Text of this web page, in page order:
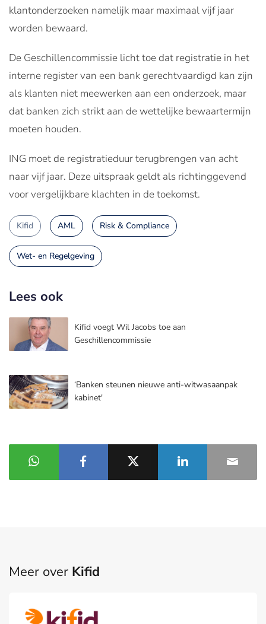
klantonderzoeken namelijk maar maximaal vijf jaar
worden bewaard.
De Geschillencommissie licht toe dat registratie in het
interne register van een bank gerechtvaardigd kan zijn
als klanten niet meewerken aan een onderzoek, maar
dat banken zich strikt aan de wettelijke bewaartermijn
moeten houden.
ING moet de registratieduur terugbrengen van acht
naar vijf jaar. Deze uitspraak geldt als richtinggevend
voor vergelijkbare klachten in de toekomst.
Kifid AML Risk & Compliance
Wet- en Regelgeving
Lees ook
Kifid voegt Wil Jacobs toe aan
Geschillencommissie
‘Banken steunen nieuwe anti-witwasaanpak
kabinet'
Meer over Kifid